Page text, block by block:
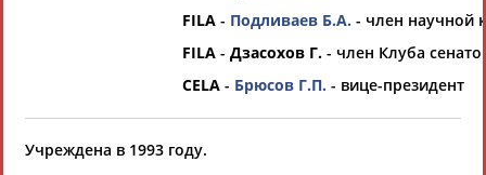
Федерация спортивного бриджа России (ФСБР)
FILA - Подливаев Б.А. - член научной
FILA - Дзасохов Г. - член Клуба
CELA - Брюсов Г.П. - вице-президент
Учреждена в 1993 году.